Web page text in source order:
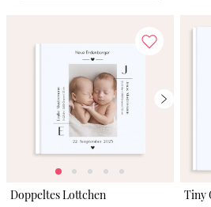
Doppeltes Lottchen Tiny